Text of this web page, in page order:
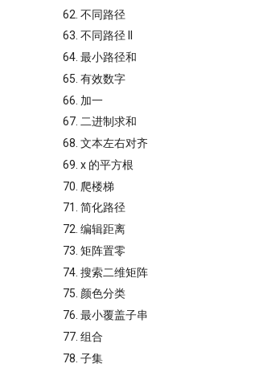
62. 不同路径
63. 不同路径 II
64. 最小路径和
65. 有效数字
66. 加一
67. 二进制求和
68. 文本左右对齐
69. x 的平方根
70. 爬楼梯
71. 简化路径
72. 编辑距离
73. 矩阵置零
74. 搜索二维矩阵
75. 颜色分类
76. 最小覆盖子串
77. 组合
78. 子集